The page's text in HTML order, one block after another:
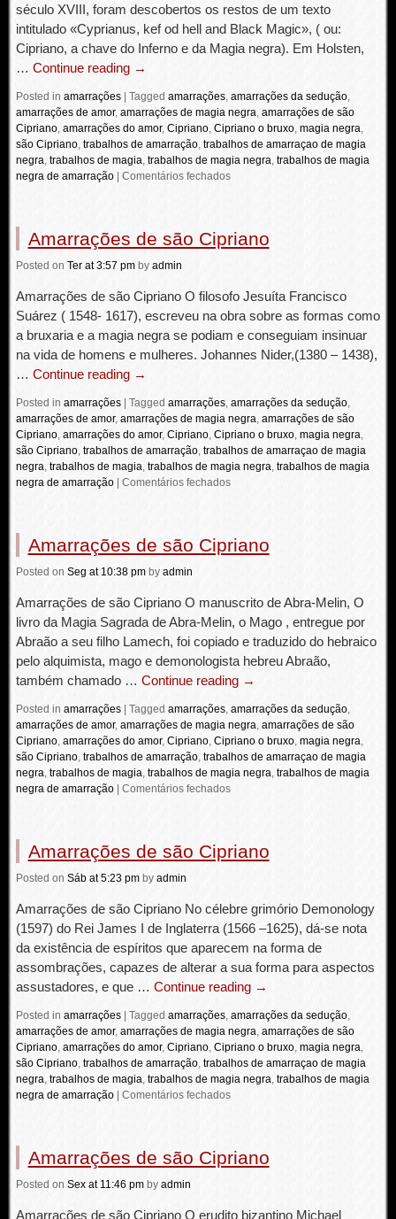
século XVIII, foram descobertos os restos de um texto
intitulado «Cyprianus, kef od hell and Black Magic», ( ou:
Cipriano, a chave do Inferno e da Magia negra). Em Holsten,
… Continue reading →
Posted in amarrações Tagged amarrações, amarrações da sedução,
amarrações de amor, amarrações de magia negra, amarrações de são
Cipriano, amarrações do amor, Cipriano, Cipriano o bruxo, magia negra,
são Cipriano, trabalhos de amarração, trabalhos de amarraçao de magia
negra, trabalhos de magia, trabalhos de magia negra, trabalhos de magia
negra de amarração
Comentários fechados
Amarrações de são Cipriano
Posted on Ter at 3:57 pm by admin
Amarrações de são Cipriano O filosofo Jesuíta Francisco
Suárez ( 1548- 1617), escreveu na obra sobre as formas como
a bruxaria e a magia negra se podiam e conseguiam insinuar
na vida de homens e mulheres. Johannes Nider,(1380 – 1438),
… Continue reading →
Posted in amarrações Tagged amarrações, amarrações da sedução,
amarrações de amor, amarrações de magia negra, amarrações de são
Cipriano, amarrações do amor, Cipriano, Cipriano o bruxo, magia negra,
são Cipriano, trabalhos de amarração, trabalhos de amarraçao de magia
negra, trabalhos de magia, trabalhos de magia negra, trabalhos de magia
negra de amarração
Comentários fechados
Amarrações de são Cipriano
Posted on Seg at 10:38 pm by admin
Amarrações de são Cipriano O manuscrito de Abra-Melin, O
livro da Magia Sagrada de Abra-Melin, o Mago , entregue por
Abraão a seu filho Lamech, foi copiado e traduzido do hebraico
pelo alquimista, mago e demonologista hebreu Abraão,
também chamado … Continue reading →
Posted in amarrações Tagged amarrações, amarrações da sedução,
amarrações de amor, amarrações de magia negra, amarrações de são
Cipriano, amarrações do amor, Cipriano, Cipriano o bruxo, magia negra,
são Cipriano, trabalhos de amarração, trabalhos de amarraçao de magia
negra, trabalhos de magia, trabalhos de magia negra, trabalhos de magia
negra de amarração
Comentários fechados
Amarrações de são Cipriano
Posted on Sáb at 5:23 pm by admin
Amarrações de são Cipriano No célebre grimório Demonology
(1597) do Rei James I de Inglaterra (1566 –1625), dá-se nota
da existência de espíritos que aparecem na forma de
assombrações, capazes de alterar a sua forma para aspectos
assustadores, e que … Continue reading →
Posted in amarrações Tagged amarrações, amarrações da sedução,
amarrações de amor, amarrações de magia negra, amarrações de são
Cipriano, amarrações do amor, Cipriano, Cipriano o bruxo, magia negra,
são Cipriano, trabalhos de amarração, trabalhos de amarraçao de magia
negra, trabalhos de magia, trabalhos de magia negra, trabalhos de magia
negra de amarração
Comentários fechados
Amarrações de são Cipriano
Posted on Sex at 11:46 pm by admin
Amarrações de são Cipriano O erudito bizantino Michael